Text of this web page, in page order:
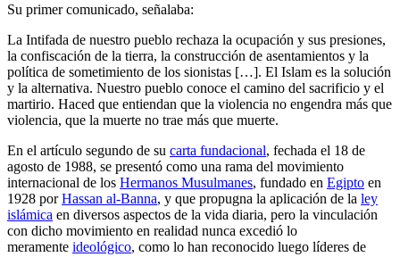
Su primer comunicado, señalaba:
La Intifada de nuestro pueblo rechaza la ocupación y sus presiones,
la confiscación de la tierra, la construcción de asentamientos y la
política de sometimiento de los sionistas […]. El Islam es la solución
y la alternativa. Nuestro pueblo conoce el camino del sacrificio y el
martirio. Haced que entiendan que la violencia no engendra más que
violencia, que la muerte no trae más que muerte. ​
En el artículo segundo de su carta fundacional, fechada el 18 de
agosto de 1988, se presentó como una rama del movimiento
internacional de los Hermanos Musulmanes, fundado en Egipto en
1928 porHassan al-Banna, y que propugna la aplicación de la ley
islámica en diversos aspectos de la vida diaria, pero la vinculación
con dicho movimiento en realidad nunca excedió lo
meramente ideológico, como lo han reconocido luego líderes de